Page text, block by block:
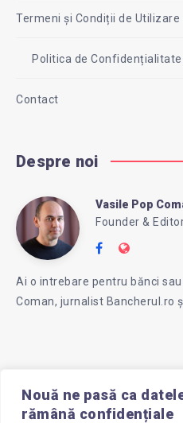
Nouă ne pasă ca
rămână confidențiale
Termeni și Condiții de Utilizare
Politica de Confidențialitate
Contact
Despre noi
Vasile
Pop
Vasile Pop
Founder &
FollowWebsite:
Ai o intrebare pentru bănci
Coman, jurnalist Bancherul.ro